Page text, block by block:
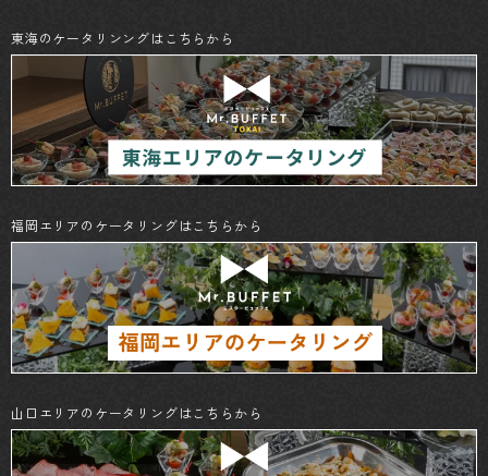
東海のケータリンングはこちらから
福岡エリアのケータリングはこちらから
山口エリアのケータリングはこちらから